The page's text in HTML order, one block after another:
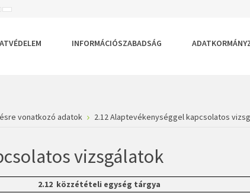
NAGYOBB
INFORMÁCIÓSZABADSÁG
vonatkozó adatok 2.12 Alaptevékenységgel kapcsolatos
vizsgálatok
2.12 közzétételi egység tárgya